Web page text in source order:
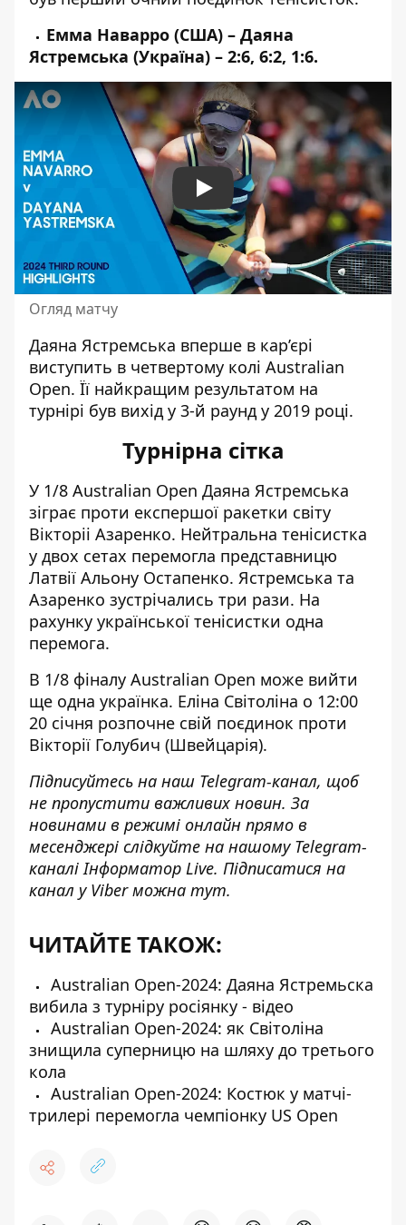
Емма Наварро (США) – Даяна
Ястремська (Україна) – 2:6, 6:2, 1:6.
Play
Огляд матчу
Даяна Ястремська вперше в кар’єрі
виступить в четвертому колі Australian
Open. Її найкращим результатом на
турнірі був вихід у 3-й раунд у 2019 році.
Турнірна сітка
У 1/8 Australian Open Даяна Ястремська
зіграє проти експершої ракетки світу
Вікторіі Азаренко. Нейтральна тенісистка
у двох сетах перемогла представницю
Латвії Альону Остапенко. Ястремська та
Азаренко зустрічались три рази. На
рахунку української тенісистки одна
перемога.
В 1/8 фіналу Australian Open може вийти
ще одна українка. Еліна Світоліна о 12:00
20 січня розпочне свій поєдинок проти
Вікторії Голубич (Швейцарія).
Підписуйтесь на наш Telegram-канал, щоб
не пропустити важливих новин. За
новинами в режимі онлайн прямо в
месенджері слідкуйте на нашому Telegram-
каналіІнформатор Live. Підписатися на
канал у Viber можна тут.
ЧИТАЙТЕ ТАКОЖ:
Australian Open-2024: Даяна Ястремьска
вибила з турніру росіянку - відео
Australian Open-2024: як Світоліна
знищила суперницю на шляху до третього
кола
Australian Open-2024: Костюк у матчі-
трилері перемогла чемпіонку US Open